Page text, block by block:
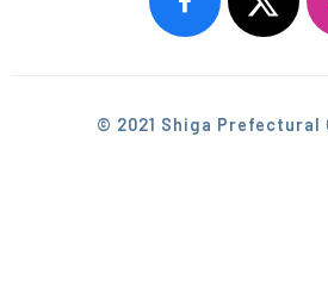
© 2021 Shiga Prefectural